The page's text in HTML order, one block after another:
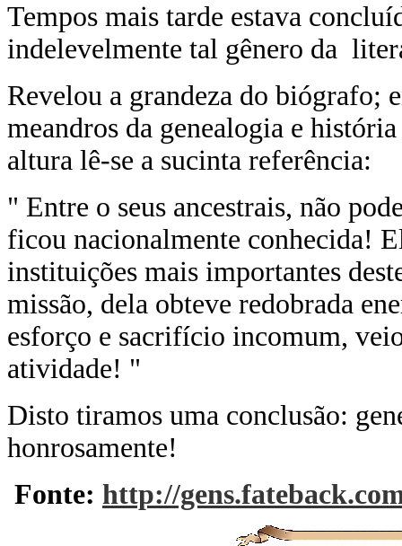
Tempos mais tarde estava
indelevelmente tal gênero da
Revelou a grandeza do biógrafo;
meandros da genealogia e
altura lê-se a sucinta referência:
" Entre o seus ancestrais, não
ficou nacionalmente conhecida!
instituições mais importantes
missão, dela obteve redobrada
esforço e sacrifício incomum,
atividade! "
Disto tiramos uma conclusão:
honrosamente!
Fonte: http://